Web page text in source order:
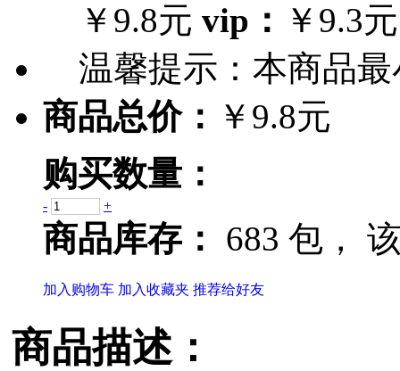
￥9.8元 vip： ￥9.3元
温馨提示： 本商品
商品总价： ￥9.8元
购买数量：
- +
商品库存： 683 包，
加入购物车 加入收藏夹 推荐给好友
商品描述：